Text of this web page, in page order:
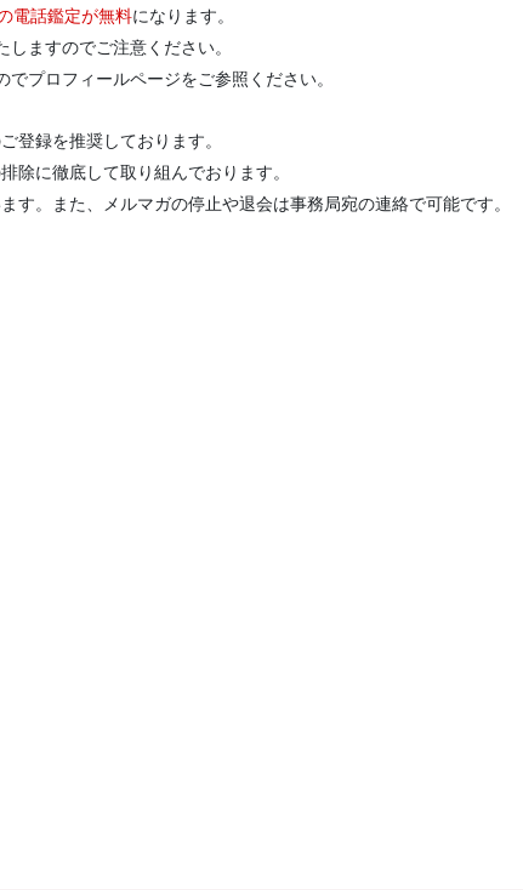
電話鑑定が無料になります。
しますのでご注意ください。
でプロフィールページをご参照ください。
登録を推奨しております。
除に徹底して取り組んでおります。
す。また、メルマガの停止や退会は事務局宛の連絡で可能です。